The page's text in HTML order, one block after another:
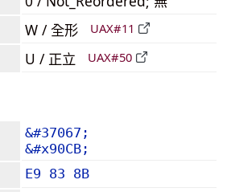
W / 全形 UAX#11
U / 正立 UAX#50
&#37067;
&#x90CB;
E9 83 8B